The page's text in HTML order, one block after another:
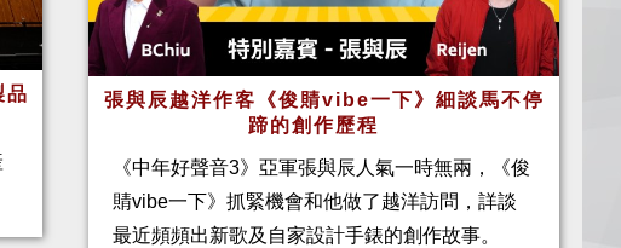
品
張與辰越洋作客《俊䝼vibe一下》細談馬不停
蹄的創作歷程
《中年好聲音3》亞軍張與辰人氣一時無兩，《俊
䝼vibe一下》抓緊機會和他做了越洋訪問，詳談
最近頻頻出新歌及自家設計手錶的創作故事。